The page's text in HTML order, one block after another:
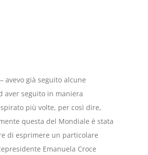
avevo già seguito alcune
aver seguito in maniera
più volte, per così dire,
questa del Mondiale è stata
di esprimere un particolare
Emanuela Croce